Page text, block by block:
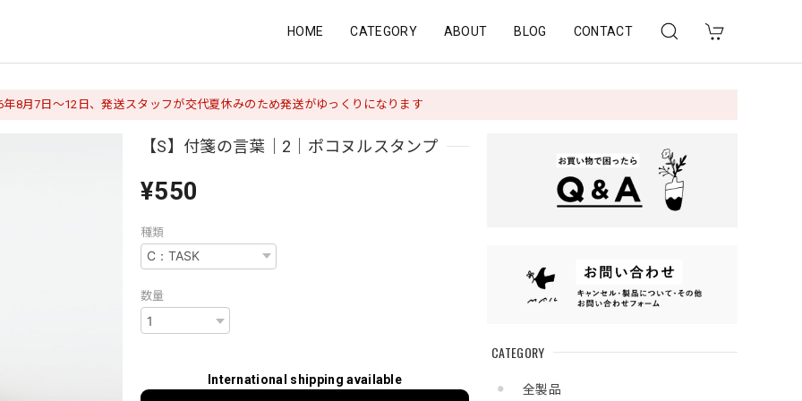
HOME CATEGORY ABOUT BLOG CONTACT
年8月7日〜12日、発送スタッフが交代夏休みのため発送がゆっくりになります
CATEGORY
全製品
【S】付箋の言葉｜2｜ポコヌルスタンプ
¥550
種類
数量
International shipping available